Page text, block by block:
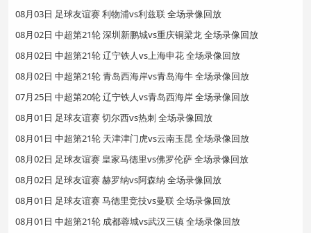
08月03日 足球友谊赛 利物浦vs利兹联 全场录像回放
08月02日 中超第21轮 深圳新鹏城vs重庆铜梁龙 全场录像回放
08月02日 中超第21轮 辽宁铁人vs上海申花 全场录像回放
08月02日 中超第21轮 青岛西海岸vs青岛海牛 全场录像回放
07月25日 中超第20轮 辽宁铁人vs青岛西海岸 全场录像回放
08月01日 足球友谊赛 切尔西vs热刺 全场录像回放
08月01日 中超第21轮 天津津门虎vs云南玉昆 全场录像回放
08月02日 足球友谊赛 皇家马德里vs佛罗伦萨 全场录像回放
08月02日 足球友谊赛 赫罗纳vs阿森纳 全场录像回放
08月01日 足球友谊赛 马德里竞技vs曼联 全场录像回放
08月01日 中超第21轮 成都蓉城vs武汉三镇 全场录像回放